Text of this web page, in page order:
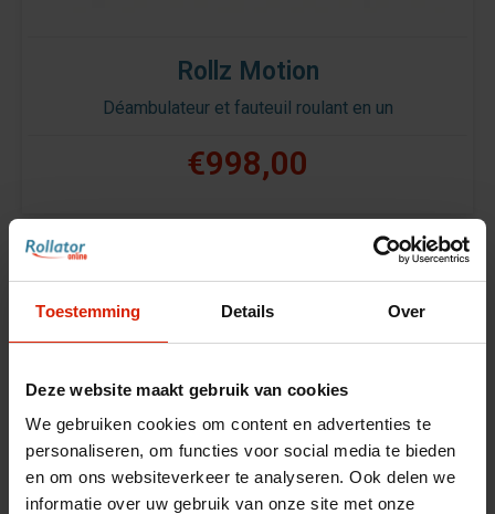
Toestemming Details Over
Deze website maakt gebruik van cookies
We gebruiken cookies om content en advertenties te
personaliseren, om functies voor social media te bieden
en om ons websiteverkeer te analyseren. Ook delen we
informatie over uw gebruik van onze site met onze
Rollz Motion
Déambulateur et fauteuil roulant en un
€998,00